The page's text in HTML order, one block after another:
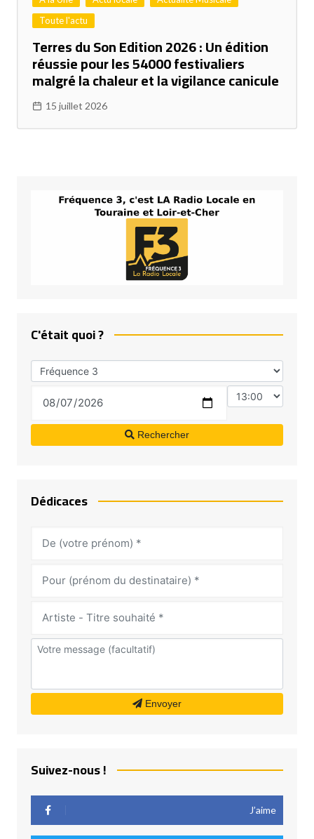
Toute l'actu
Terres du Son Edition 2026 : Un édition
réussie pour les 54000 festivaliers
malgré la chaleur et la vigilance canicule
15 juillet 2026
C'était quoi ?
Rechercher
Dédicaces
Envoyer
Suivez-nous !
J’aime